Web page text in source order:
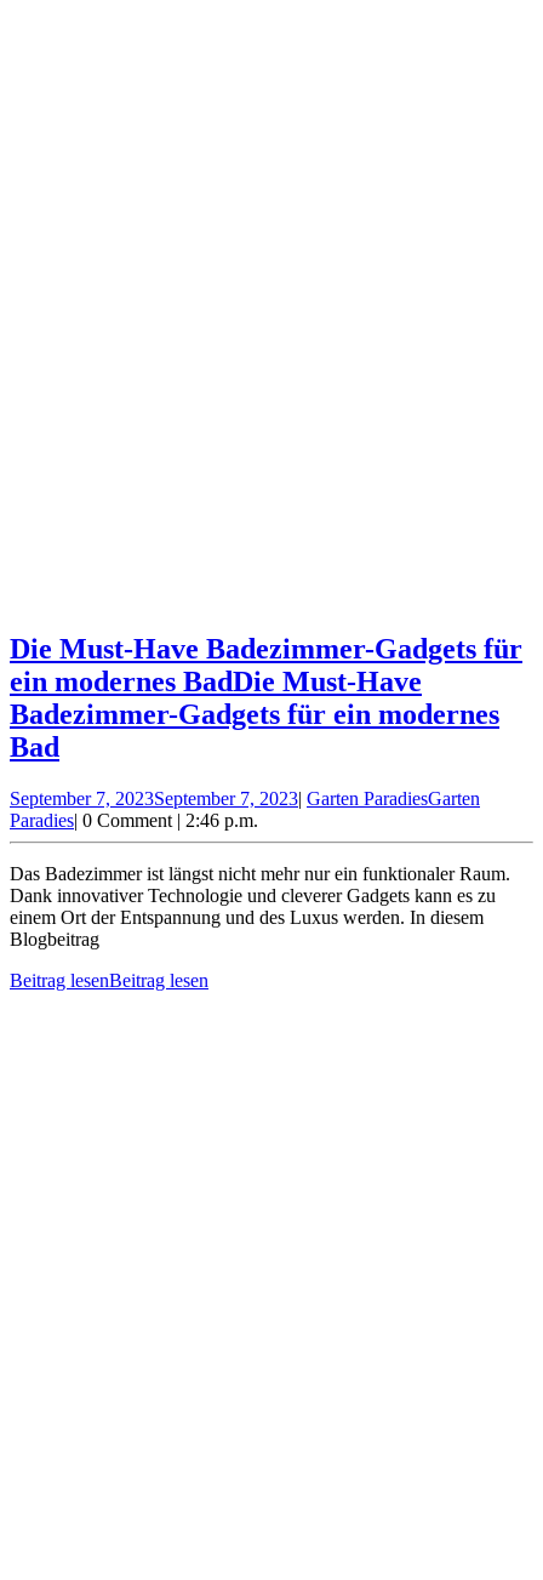
Die Must-Have Badezimmer-Gadgets für
ein modernes BadDie Must-Have
Badezimmer-Gadgets für ein modernes
Bad
September 7, 2023September 7, 2023| Garten ParadiesGarten
Paradies| 0 Comment | 2:46 p.m.
Das Badezimmer ist längst nicht mehr nur ein funktionaler Raum.
Dank innovativer Technologie und cleverer Gadgets kann es zu
einem Ort der Entspannung und des Luxus werden. In diesem
Blogbeitrag
Beitrag lesenBeitrag lesen